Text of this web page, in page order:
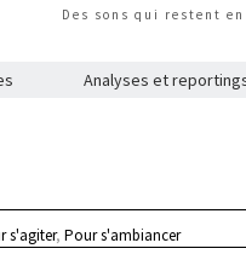
Des sons qui restent
Analyses et
s'agiter,Pour s'ambiancer